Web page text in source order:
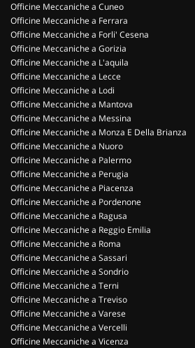
Officine Meccaniche a Cuneo
Officine Meccaniche a Ferrara
Officine Meccaniche a Forli' Cesena
Officine Meccaniche a Gorizia
Officine Meccaniche a L'aquila
Officine Meccaniche a Lecce
Officine Meccaniche a Lodi
Officine Meccaniche a Mantova
Officine Meccaniche a Messina
Officine Meccaniche a Monza E Della Brianza
Officine Meccaniche a Nuoro
Officine Meccaniche a Palermo
Officine Meccaniche a Perugia
Officine Meccaniche a Piacenza
Officine Meccaniche a Pordenone
Officine Meccaniche a Ragusa
Officine Meccaniche a Reggio Emilia
Officine Meccaniche a Roma
Officine Meccaniche a Sassari
Officine Meccaniche a Sondrio
Officine Meccaniche a Terni
Officine Meccaniche a Treviso
Officine Meccaniche a Varese
Officine Meccaniche a Vercelli
Officine Meccaniche a Vicenza